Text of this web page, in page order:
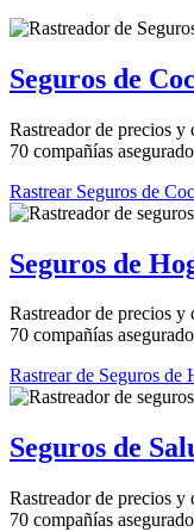
Seguros de
Rastreador de precios y
70 compañías
Rastrear Seguros de
Seguros de
Rastreador de precios y
70 compañías
Rastrear de Seguros de
Seguros de
Rastreador de precios y
70 compañías